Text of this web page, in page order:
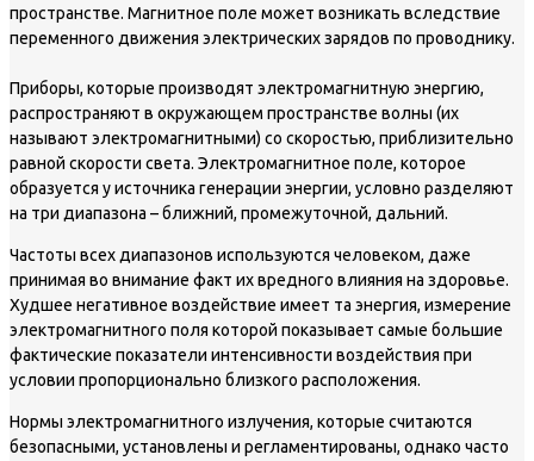
пространстве. Магнитное поле может возникать вследствие
переменного движения электрических зарядов по проводнику.
Приборы, которые производят электромагнитную энергию,
распространяют в окружающем пространстве волны (их
называют электромагнитными) со скоростью, приблизительно
равной скорости света. Электромагнитное поле, которое
образуется у источника генерации энергии, условно разделяют
на три диапазона – ближний, промежуточной, дальний.
Частоты всех диапазонов используются человеком, даже
принимая во внимание факт их вредного влияния на здоровье.
Худшее негативное воздействие имеет та энергия, измерение
электромагнитного поля которой показывает самые большие
фактические показатели интенсивности воздействия при
условии пропорционально близкого расположения.
Нормы электромагнитного излучения, которые считаются
безопасными, установлены и регламентированы, однако часто